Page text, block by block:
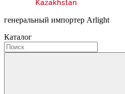
генеральный импортер Arlight
Каталог